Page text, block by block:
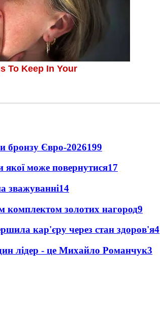
бронзу Євро-2026199
якої може повернутися17
зважуванні14
комплектом золотих нагород9
кар'єру через стан здоров'я4
лідер - це Михайло Романчук3